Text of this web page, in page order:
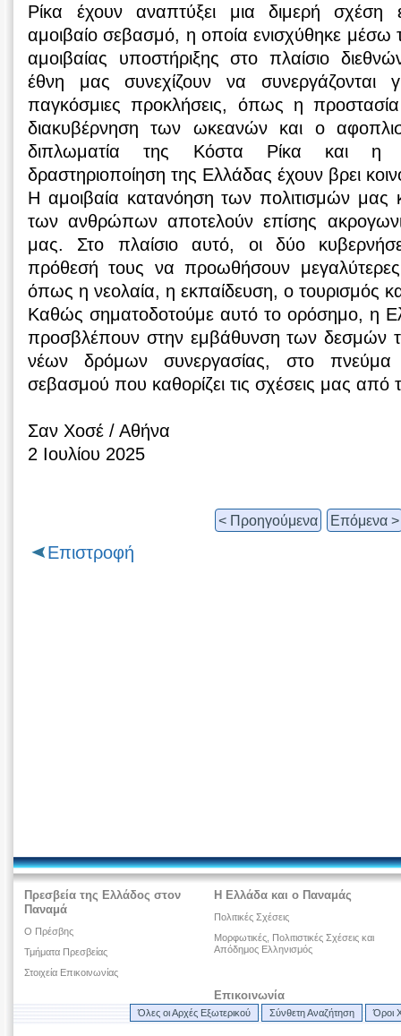
Ρίκα έχουν αναπτύξει μια διμερή σχέση
αμοιβαίο σεβασμό, η οποία ενισχύθηκε μέσω
αμοιβαίας υποστήριξης στο πλαίσιο
έθνη μας συνεχίζουν να συνεργάζονται
παγκόσμιες προκλήσεις, όπως η
διακυβέρνηση των ωκεανών και ο
διπλωματία της Κόστα Ρίκα και η
δραστηριοποίηση της Ελλάδας έχουν βρει
Η αμοιβαία κατανόηση των πολιτισμών μας
των ανθρώπων αποτελούν επίσης
μας. Στο πλαίσιο αυτό, οι δύο
πρόθεσή τους να προωθήσουν μεγαλύτερες
όπως η νεολαία, η εκπαίδευση, ο τουρισμός
Καθώς σηματοδοτούμε αυτό το ορόσημο, η
προσβλέπουν στην εμβάθυνση των δεσμών
νέων δρόμων συνεργασίας, στο πνεύμα
σεβασμού που καθορίζει τις σχέσεις μας από
Σαν Χοσέ / Αθήνα
2 Ιουλίου 2025
< Προηγούμενα Επόμενα >
Επιστροφή
Πρεσβεία της Ελλάδος στον
Παναμά
Ο Πρέσβης
Τμήματα Πρεσβείας
Στοιχεία Επικοινωνίας
Η Ελλάδα και ο Παναμάς
Πολιτικές Σχέσεις
Μορφωτικές, Πολιτιστικές Σχέσεις και
Απόδημος Ελληνισμός
Επικοινωνία
Όλες οι Αρχές Εξωτερικού Σύνθετη Αναζήτηση Όροι